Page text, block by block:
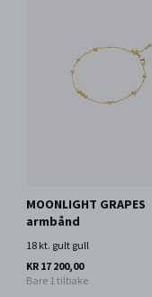
MOONLIGHT GRAPES
armbånd
18 kt. gult gull
KR 17 200,00
Bare 1 tilbake